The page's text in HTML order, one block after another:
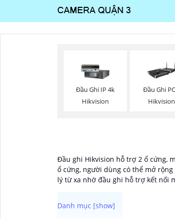
Đầu Ghi IP 4k
Hikvision
Đầu Ghi
Hikvision
Đầu ghi Hikvision hỗ trợ 2 ổ cứng,
ổ cứng, người dùng có thể mở
lý từ xa nhờ đầu ghi hỗ trợ kết nối